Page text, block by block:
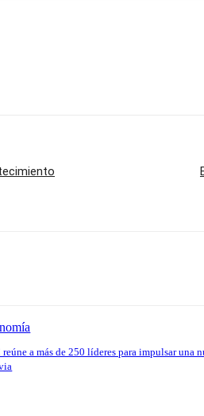
reúne a más de 250 líderes para impulsar una